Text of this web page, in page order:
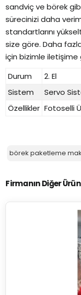
sandviç ve börek
sürecinizi daha
standartlarını
size göre. Daha
için bizimle iletişime
Durum
2. El
Sistem
Servo
Özellikler Fotoselli
börek paketleme
Firmanın Diğer